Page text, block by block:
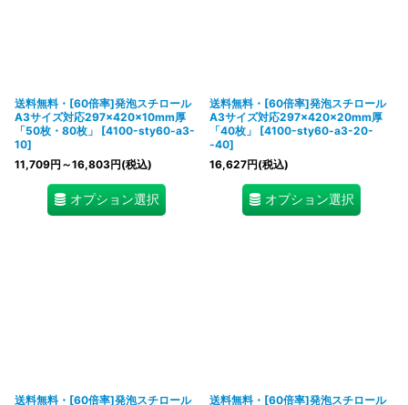
送料無料・[60倍率]発泡スチロール
A3サイズ対応297×420×10mm厚
「50枚・80枚」
[4100-sty60-a3-
10]
11,709円 ～16,803円(税込)
オプション選択
送料無料・[60倍率]発泡スチロール
A3サイズ対応297×420×20mm厚
「40枚」
[4100-sty60-a3-20-
-40]
16,627円(税込)
オプション選択
送料無料・[60倍率]発泡スチロール
送料無料・[60倍率]発泡スチロール